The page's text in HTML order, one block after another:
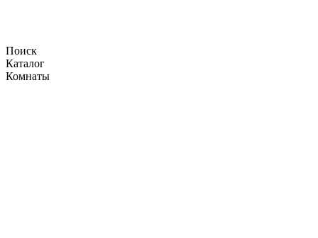
Поиск
Каталог
Комнаты